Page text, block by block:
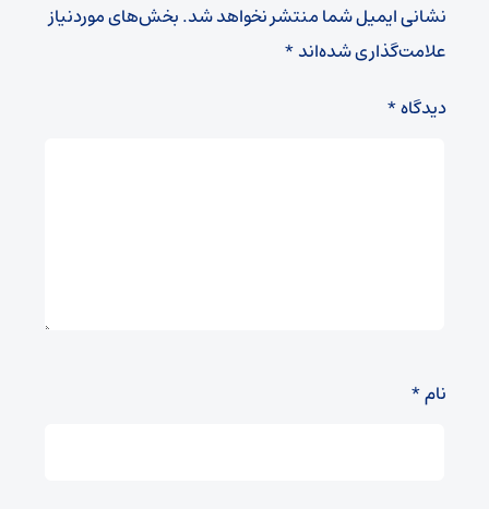
نشانی ایمیل شما منتشر نخواهد شد.بخش‌های موردنیاز
علامت‌گذاری شده‌اند*
دیدگاه*
نام*